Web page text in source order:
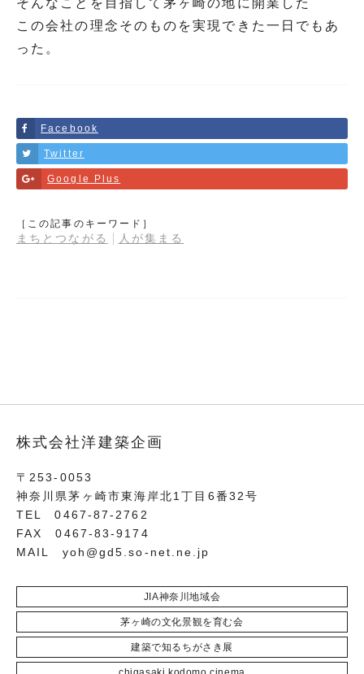
この会社の理念そのものを実現できた一日でもあ
った。
Facebook
Twitter
Google Plus
［この記事のキーワード］
まちとつながる 人が集まる
株式会社洋建築企画
〒253-0053
神奈川県茅ヶ崎市東海岸北1丁目6番32号
TEL 0467-87-2762
FAX 0467-83-9174
MAIL yoh@gd5.so-net.ne.jp
JIA神奈川地域会
茅ヶ崎の文化景観を育む会
建築で知るちがさき展